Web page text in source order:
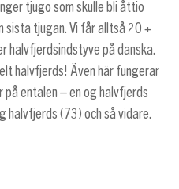
tjugo som skulle bli åttio
sista tjugan. Vi får alltså 20 +
halvfjerdsindstyve på danska.
halvfjerds! Även här fungerar
entalen – en og halvfjerds
halvfjerds (73) och så vidare.